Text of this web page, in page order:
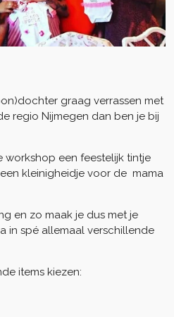
graag verrassen met
regio Nijmegen dan ben je bij
workshop een feestelijk tintje
kleinigheidje voor de mama
en zo maak je dus met je
in spé allemaal verschillende
items kiezen: